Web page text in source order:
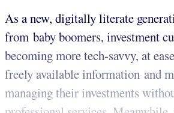
As a new, digitally literate
from baby boomers, investment
becoming more tech-savvy, at
freely available information and
managing their investments